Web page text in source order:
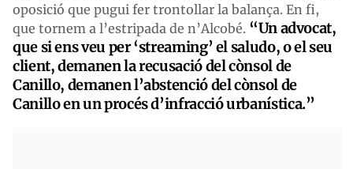
oposició que pugui fer trontollar la balança. En fi,
que tornem a l’estripada de n’Alcobé. “Un advocat,
que si ens veu per ‘streaming’ el saludo, o el seu
client, demanen la recusació del cònsol de
Canillo, demanen l’abstenció del cònsol de
Canillo en un procés d’infracció urbanística.”